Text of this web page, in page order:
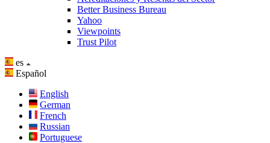
Better Business Bureau
Yahoo
Viewpoints
Trust Pilot
es
Español
English
German
French
Russian
Portuguese